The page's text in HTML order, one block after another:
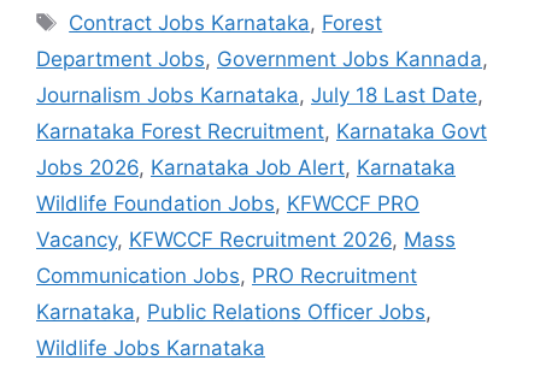
Tags
Contract Jobs Karnataka, Forest
Department Jobs, Government Jobs Kannada,
Journalism Jobs Karnataka, July 18 Last Date,
Karnataka Forest Recruitment, Karnataka Govt
Jobs 2026, Karnataka Job Alert, Karnataka
Wildlife Foundation Jobs, KFWCCF PRO
Vacancy, KFWCCF Recruitment 2026, Mass
Communication Jobs, PRO Recruitment
Karnataka, Public Relations Officer Jobs,
Wildlife Jobs Karnataka